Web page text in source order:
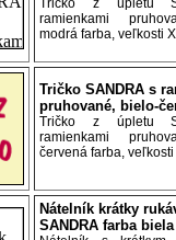
Tričko z úpletu
ramienkami
modrá farba, veľkosti
Tričko SANDRA s
pruhované, bielo-
Tričko z úpletu
ramienkami
červená farba, veľkosti
Nátelník krátky
SANDRA farba biela